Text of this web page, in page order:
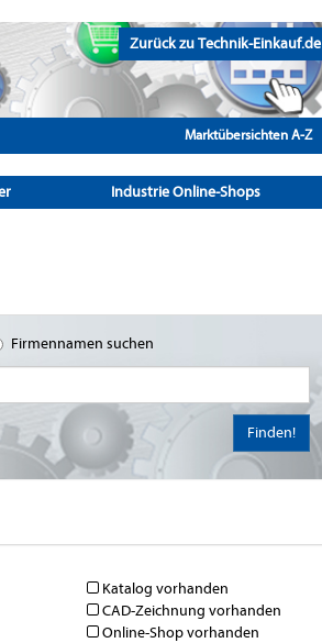
Zurück zu Technik-Einkauf.de
Marktübersichten A-Z
Industrie Online-Shops
Firmennamen suchen
Finden!
Katalog vorhanden
CAD-Zeichnung vorhanden
Online-Shop vorhanden